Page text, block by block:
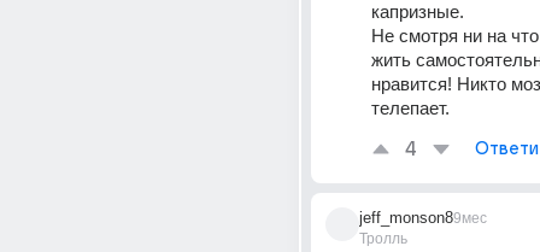
капризные.
Не смотря ни на
жить
нравится! Никто
телепает.
4
jeff_monson8
Тролль
9мес